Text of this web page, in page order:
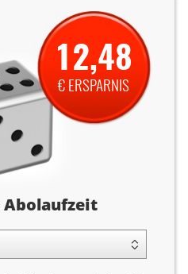
Abolaufzeit
12,48
€ ERSPARNIS